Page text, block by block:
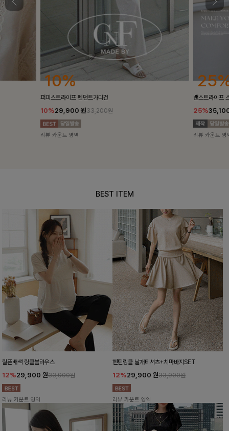
25%
밴스트라이프 스트링원피스
25%35,100 원46,800원
리뷰 카운트 영역
10%
[5천장돌파/
10%
리뷰 카운트 영
BEST ITEM
릴픈배색 링클블라우스
12%29,900 원33,900원
리뷰 카운트 영역
헨틴링클 날개티셔츠+치마바지SET
12%29,900 원33,900원
리뷰 카운트 영역